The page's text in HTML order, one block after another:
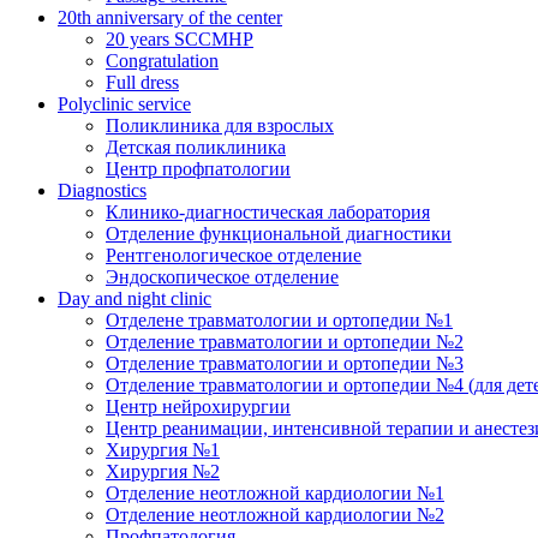
20th anniversary of the center
20 years SCCMHP
Congratulation
Full dress
Polyclinic service
Поликлиника для взрослых
Детская поликлиника
Центр профпатологии
Diagnostics
Клинико-диагностическая лаборатория
Отделение функциональной диагностики
Рентгенологическое отделение
Эндоскопическое отделение
Day and night clinic
Отделене травматологии и ортопедии №1
Отделение травматологии и ортопедии №2
Отделение травматологии и ортопедии №3
Отделение травматологии и ортопедии №4 (для
Центр нейрохирургии
Центр реанимации, интенсивной терапии и
Хирургия №1
Хирургия №2
Отделение неотложной кардиологии №1
Отделение неотложной кардиологии №2